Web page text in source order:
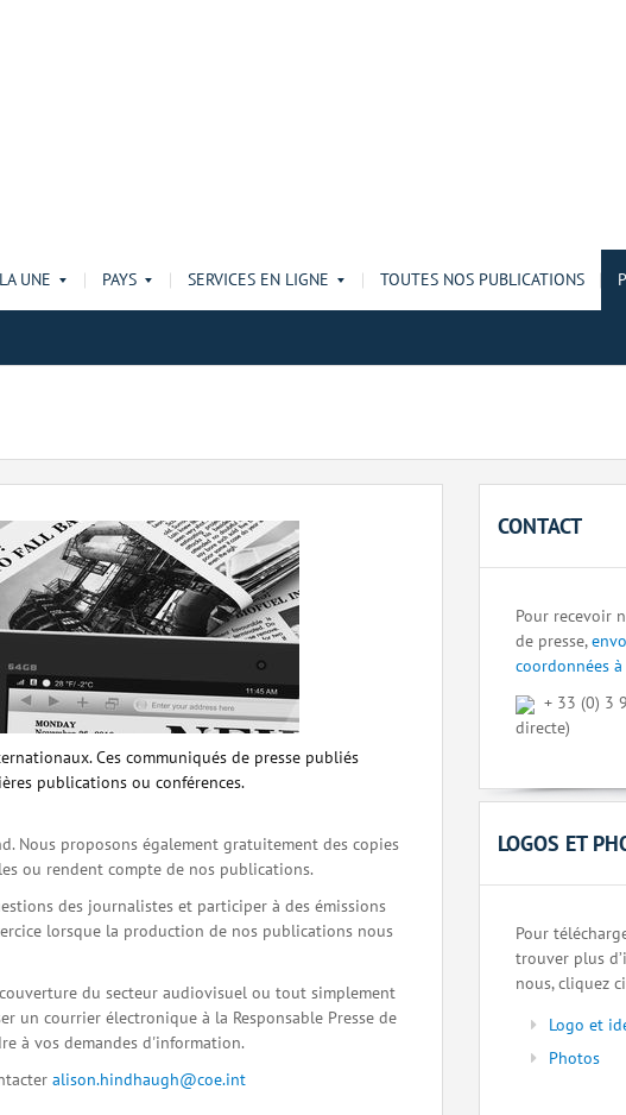
UNE PAYS SERVICES EN LIGNE TOUTES NOS PUBLICATIONS
Ces communiqués de presse publiés
publications ou conférences.
Nous proposons également gratuitement des copies
ou rendent compte de nos publications.
des journalistes et participer à des émissions
lorsque la production de nos publications nous
du secteur audiovisuel ou tout simplement
un courrier électronique à la Responsable Presse de
à vos demandes d'information.
alison.hindhaugh@coe.int
CONTACT
Pour recevoir
de presse,
coordonnées
+ 33 (0) 3
directe)
LOGOS ET
Pour
trouver plus
nous, cliquez
Logo et
Photos